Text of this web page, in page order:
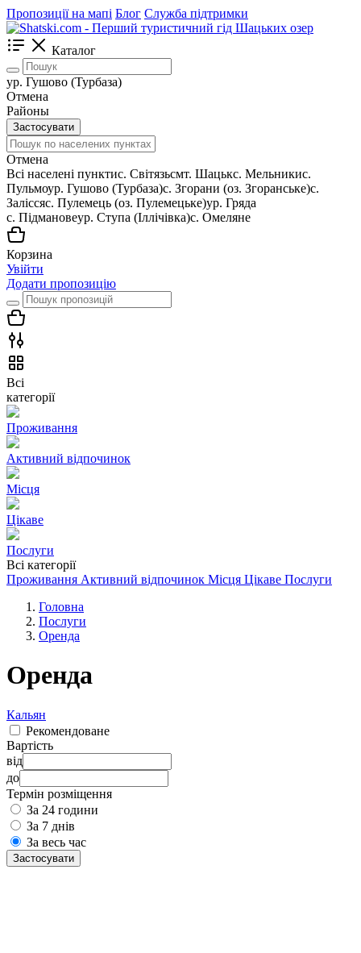
Пропозиції на мапі Блог Служба підтримки
Каталог
ур. Гушово (Турбаза)
Отмена
Районы
Застосувати
Отмена
Всі населені пунктиc. Світязьсмт. Шацькс. Мельникис.
Пульмоур. Гушово (Турбаза)с. Згорани (оз. Згоранське)с.
Заліссяс. Пулемець (оз. Пулемецьке)ур. Гряда
с. Підмановеур. Ступа (Іллічівка)с. Омеляне
Корзина
Увійти
Додати пропозицію
Всі
категорії
Проживання
Активний відпочинок
Місця
Цікаве
Послуги
Всі категорії
Проживання Активний відпочинок Місця Цікаве Послуги
Головна
Послуги
Оренда
Оренда
Кальян
Рекомендоване
Вартість
від
до
Термін розміщення
За 24 години
За 7 днів
За весь час
Застосувати